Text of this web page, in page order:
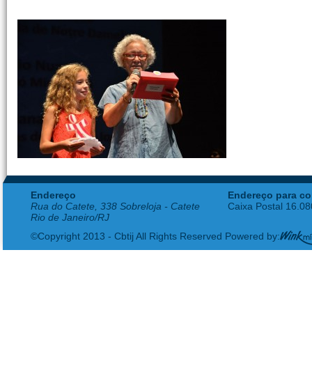
Endereço
Rua do Catete, 338 Sobreloja - Catete
Rio de Janeiro/RJ
Endereço para
Caixa Postal
©Copyright 2013 - Cbtij All Rights Reserved Powered by: